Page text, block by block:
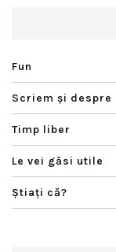
Fun
Scriem şi despre
Timp liber
Le vei găsi utile
Ştiaţi că?